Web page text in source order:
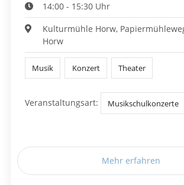
14:00 - 15:30 Uhr
Kulturmühle Horw,
Horw
Musik Konzert Theater
Veranstaltungsart: Musikschulkonzerte
Mehr erfahren